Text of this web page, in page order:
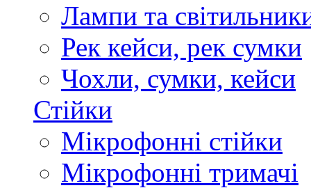
Лампи та
Рек кейси, рек сумки
Чохли, сумки, кейси
Стійки
Мікрофонні стійки
Мікрофонні тримачі